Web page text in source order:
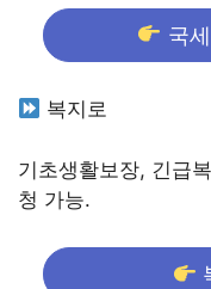
국
복지로
기초생활보장, 긴급
청 가능.